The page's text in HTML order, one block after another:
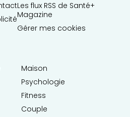
Les flux RSS de Santé+
Magazine
Gérer mes cookies
Maison
Psychologie
Fitness
Couple